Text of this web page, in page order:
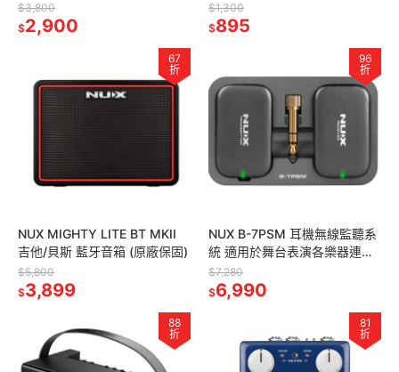
$3,800
$2,900
$1,300
$895
67
折
NUX MIGHTY LITE BT MKII
吉他/貝斯 藍牙音箱 (原廠保固)
$5,800
$3,899
96
折
NUX B-7PSM 耳機無線監聽系
統 適用於舞台表演各樂器連接
(原廠保固)
$7,280
$6,990
88
折
81
折